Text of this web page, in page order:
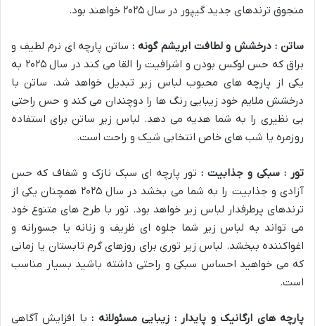
منجوق ترندهای جدید گیپور در سال ۲۰۲۵ خواهند بود.
ساتن : درخشش و لطافت ابریشم گونه : ساتن پارچه ای نرم لطیف و
براق که حس لوکس بودن و اشرافیت را القا می کند در سال ۲۰۲۵ به
یکی از پارچه های محبوب لباس زیر تبدیل خواهد شد. ساتن با
درخشش ملایم خود زیبایی رنگ ها را دوچندان می کند و حس راحتی
بی نظیری را به شما هدیه می دهد. لباس زیر ساتن برای استفاده
روزمره یا شب های خاص انتخابی شیک و راحت است.
تور : سبکی و جذابیت : تور پارچه ای سبک نازک و شفاف که حس
آزادی و جذابیت را به شما می بخشد در سال ۲۰۲۵ همچنان یکی از
ترندهای پرطرفدار لباس زیر خواهد بود. تور با طرح های متنوع خود
می تواند به لباس زیر شما جلوه ای ظریف و زنانه یا جسورانه و
اغواکننده ببخشد. لباس زیر توری برای روزهای گرم تابستان یا زمانی
که می خواهید احساس سبکی و راحتی داشته باشید بسیار مناسب
است.
پارچه های ارگانیک و پایدار : زیبایی مسئولانه : با افزایش آگاهی